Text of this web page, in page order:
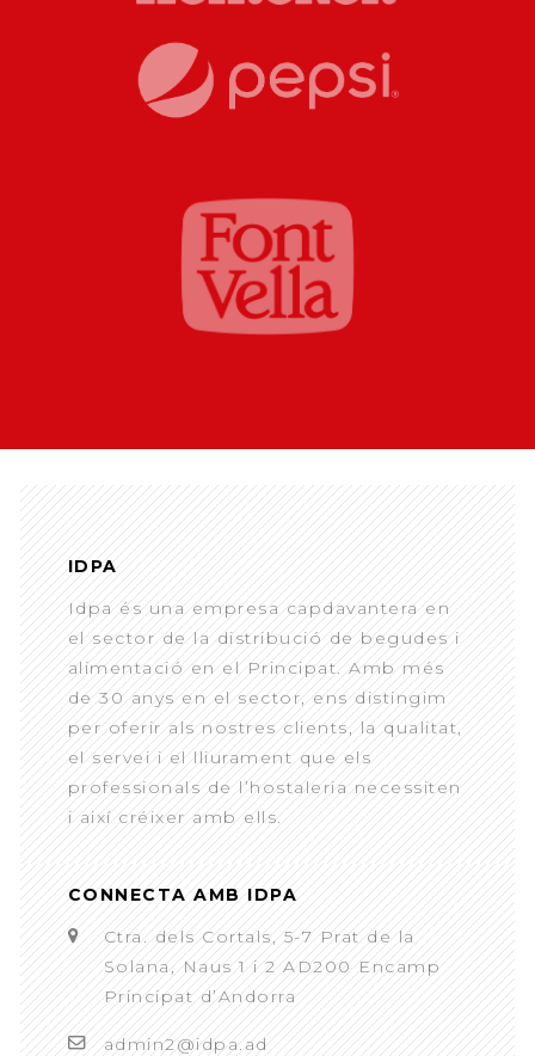
IDPA
Idpa és una empresa capdavantera en
el sector de la distribució de begudes i
alimentació en el Principat. Amb més
de 30 anys en el sector, ens distingim
per oferir als nostres clients, la qualitat,
el servei i el lliurament que els
professionals de l’hostaleria necessiten
i així créixer amb ells.
CONNECTA AMB IDPA
Ctra. dels Cortals, 5-7 Prat de la
Solana, Naus 1 i 2 AD200 Encamp
Principat d’Andorra
admin2@idpa.ad